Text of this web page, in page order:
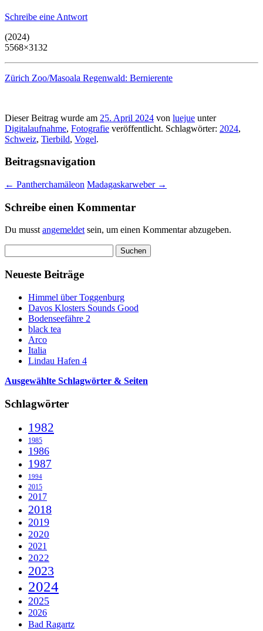
Schreibe eine Antwort
(2024)
5568×3132
Zürich Zoo/Masoala Regenwald: Bernierente
Dieser Beitrag wurde am 25. April 2024 von luejue unter
Digitalaufnahme, Fotografie veröffentlicht. Schlagwörter: 2024,
Schweiz, Tierbild, Vogel.
Beitragsnavigation
← Pantherchamäleon Madagaskarweber →
Schreibe einen Kommentar
Du musstangemeldetsein, um einen Kommentar abzugeben.
nach:
Neueste Beiträge
Himmel über Toggenburg
Davos Klosters Sounds Good
Bodenseefähre 2
black tea
Arco
Italia
Lindau Hafen 4
Ausgewählte Schlagwörter & Seiten
Schlagwörter
1982
1985
1986
1987
1994
2015
2017
2018
2019
2020
2021
2022
2023
2024
2025
2026
Bad Ragartz